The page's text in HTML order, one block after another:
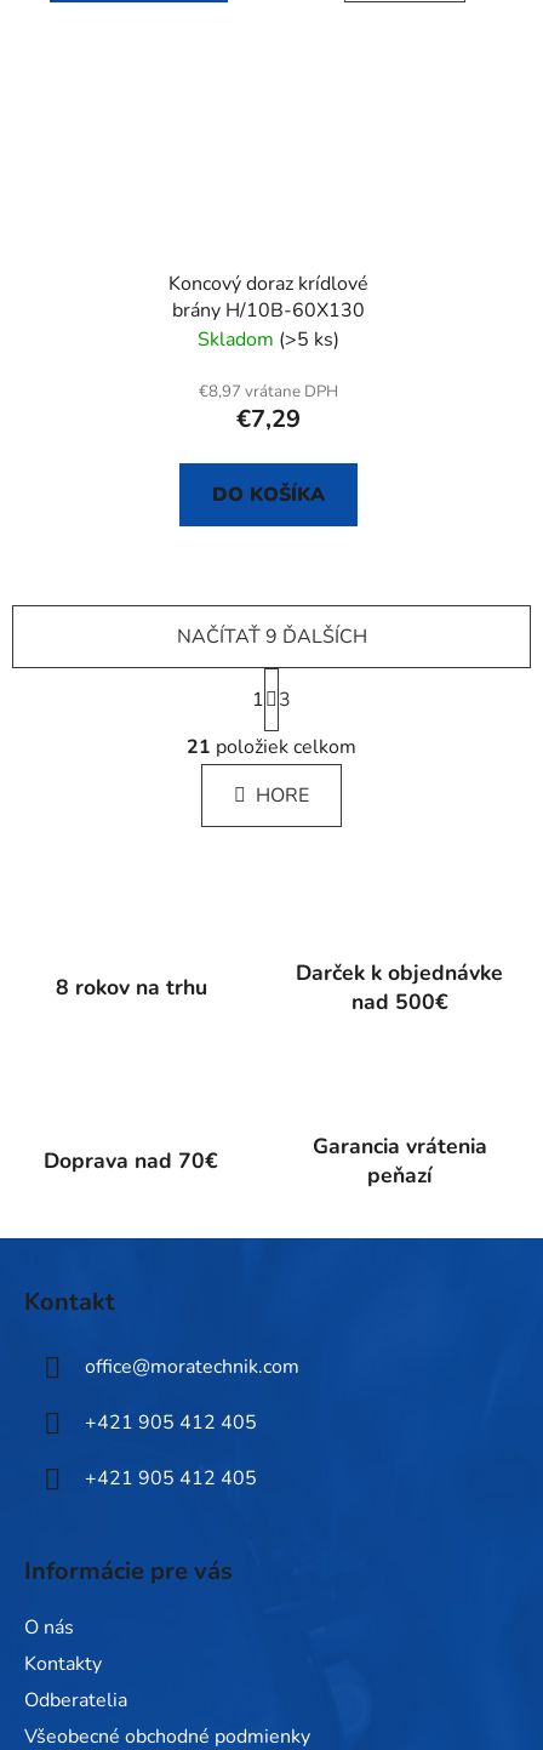
Koncový doraz krídlové
brány H/10B-60X130
Skladom (>5 ks)
€8,97 vrátane DPH
€7,29
DO KOŠÍKA
O
v
l
á
d
u
NAČÍTAŤ 9 ĎALŠÍCH
S
t
r
á
n
k
1
3
21 položiek celkom
HORE
8 rokov na trhu
Darček k objednávke
nad 500€
Doprava nad 70€
Garancia vrátenia
peňazí
Kontakt
office@moratechnik.com
+421 905 412 405
+421 905 412 405
Informácie pre vás
O nás
Kontakty
Odberatelia
Všeobecné obchodné podmienky